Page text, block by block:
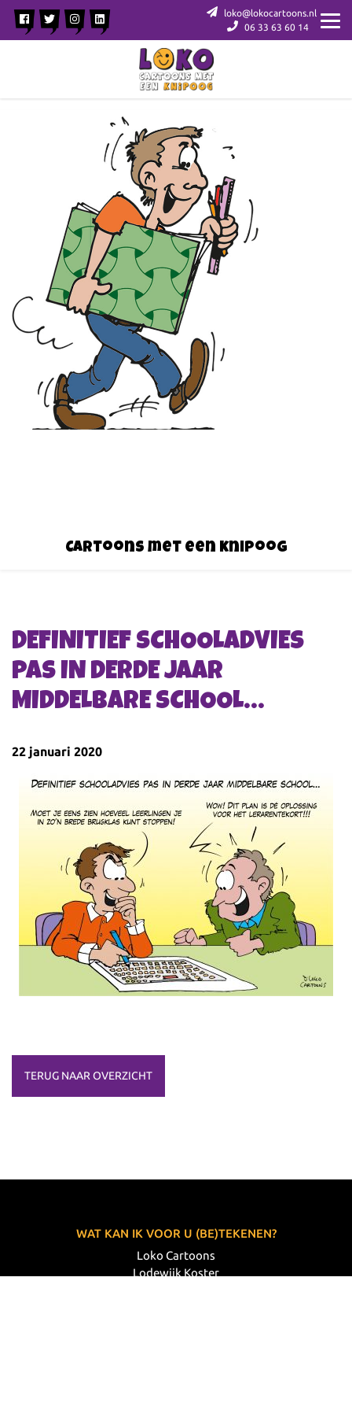
loko@lokocartoons.nl
06 33 63 60 14
Cartoons met een knipoog
DEFINITIEF SCHOOLADVIES
PAS IN DERDE JAAR
MIDDELBARE SCHOOL…
22 januari 2020
TERUG NAAR OVERZICHT
WAT KAN IK VOOR U (BE)TEKENEN?
Loko Cartoons
Lodewijk Koster